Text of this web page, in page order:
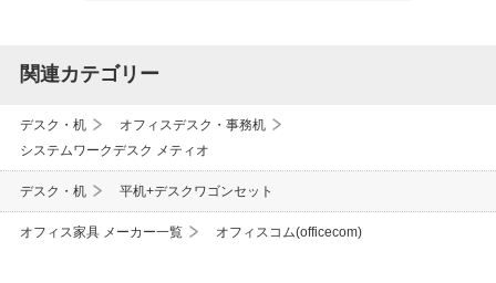
関連カテゴリー
デスク・机
オフィスデスク・事務机
システムワークデスク メティオ
デスク・机 平机+デスクワゴンセット
オフィス家具 メーカー一覧 オフィスコム(officecom)